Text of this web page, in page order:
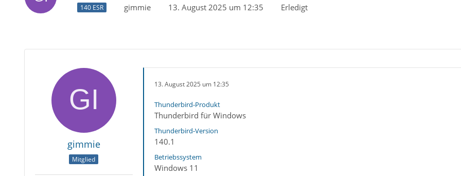
140 ESR gimmie 13. August 2025 um 12:35 Erledigt
gimmie
Mitglied
13. August 2025 um 12:35
Thunderbird-Produkt
Thunderbird für Windows
Thunderbird-Version
140.1
Betriebssystem
Windows 11